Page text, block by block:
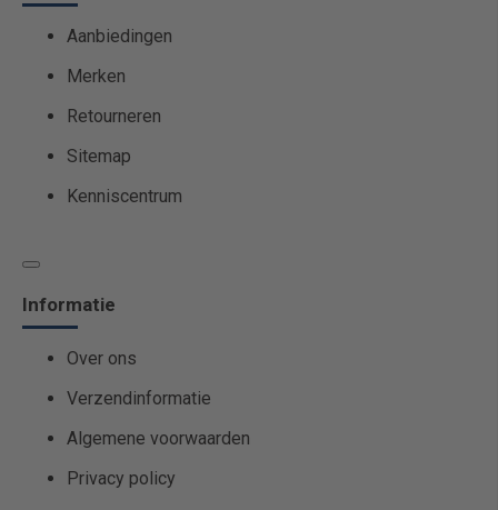
Aanbiedingen
Merken
Retourneren
Sitemap
Kenniscentrum
Informatie
Over ons
Verzendinformatie
Algemene voorwaarden
Privacy policy